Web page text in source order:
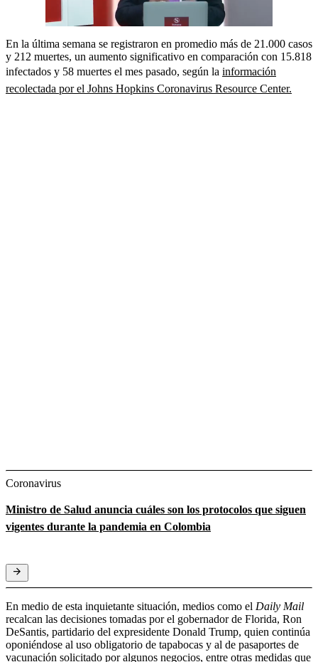
En la última semana se registraron en promedio más de 21.000 casos
y 212 muertes, un aumento significativo en comparación con 15.818
infectados y 58 muertes el mes pasado, según la información
recolectada por el Johns Hopkins Coronavirus Resource Center.
Coronavirus
Ministro de Salud anuncia cuáles son los protocolos que siguen
vigentes durante la pandemia en Colombia
En medio de esta inquietante situación, medios como el Daily Mail
recalcan las decisiones tomadas por el gobernador de Florida, Ron
DeSantis, partidario del expresidente Donald Trump, quien continúa
oponiéndose al uso obligatorio de tapabocas y al de pasaportes de
vacunación solicitado por algunos negocios, entre otras medidas que